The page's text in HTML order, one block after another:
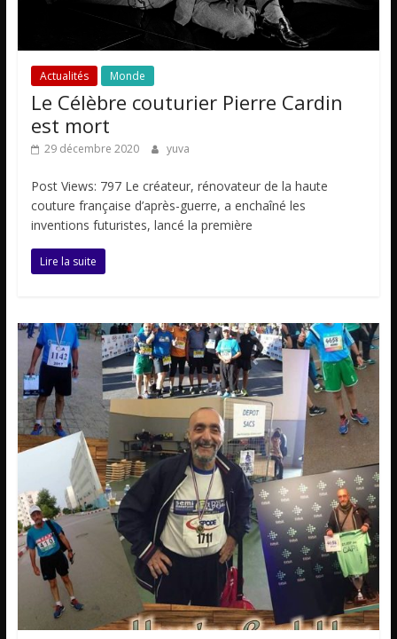
Actualités Monde
Le Célèbre couturier Pierre Cardin
est mort
29 décembre 2020 yuva
Post Views: 797 Le créateur, rénovateur de la haute
couture française d’après-guerre, a enchaîné les
inventions futuristes, lancé la première
Lire la suite